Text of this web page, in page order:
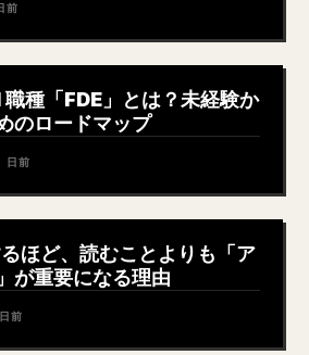
前
種「FDE」とは？未経験か
のロードマップ
日前
ほど、読むことよりも「ア
が重要になる理由
前